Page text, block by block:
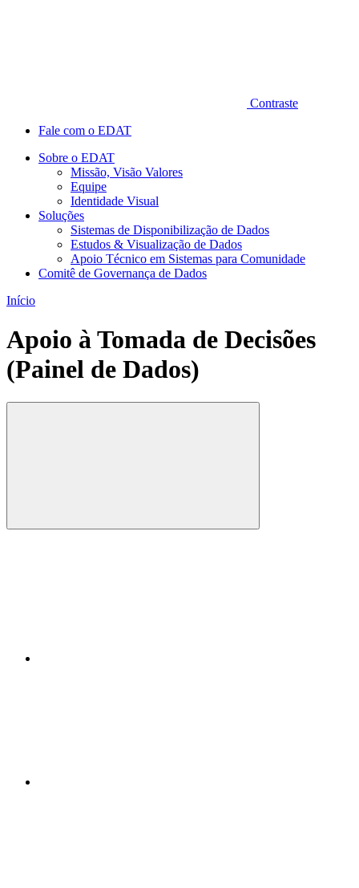
Contraste
Fale com o EDAT
Sobre o EDAT
Missão, Visão Valores
Equipe
Identidade Visual
Soluções
Sistemas de Disponibilização de Dados
Estudos & Visualização de Dados
Apoio Técnico em Sistemas para Comunidade
Comitê de Governança de Dados
Início
Apoio à Tomada de Decisões
(Painel de Dados)
Compartilhar